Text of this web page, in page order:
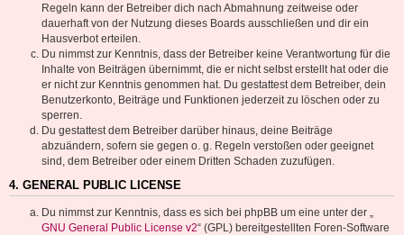
Regeln kann der Betreiber dich nach Abmahnung zeitweise oder
dauerhaft von der Nutzung dieses Boards ausschließen und dir ein
Hausverbot erteilen.
Du nimmst zur Kenntnis, dass der Betreiber keine Verantwortung für die
Inhalte von Beiträgen übernimmt, die er nicht selbst erstellt hat oder die
er nicht zur Kenntnis genommen hat. Du gestattest dem Betreiber, dein
Benutzerkonto, Beiträge und Funktionen jederzeit zu löschen oder zu
sperren.
Du gestattest dem Betreiber darüber hinaus, deine Beiträge
abzuändern, sofern sie gegen o. g. Regeln verstoßen oder geeignet
sind, dem Betreiber oder einem Dritten Schaden zuzufügen.
4. GENERAL PUBLIC LICENSE
Du nimmst zur Kenntnis, dass es sich bei phpBB um eine unter der „
GNU General Public License v2“ (GPL) bereitgestellten Foren-Software